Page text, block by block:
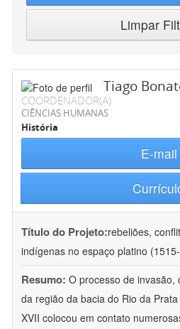
Limpar
Tiago
COORDENADOR(A)
CIÊNCIAS HUMANAS
História
E-mail
Título do Projeto:rebeliões,
indígenas no espaço platino
Resumo: O processo de invasão,
da região da bacia do Rio da
XVII colocou em contato